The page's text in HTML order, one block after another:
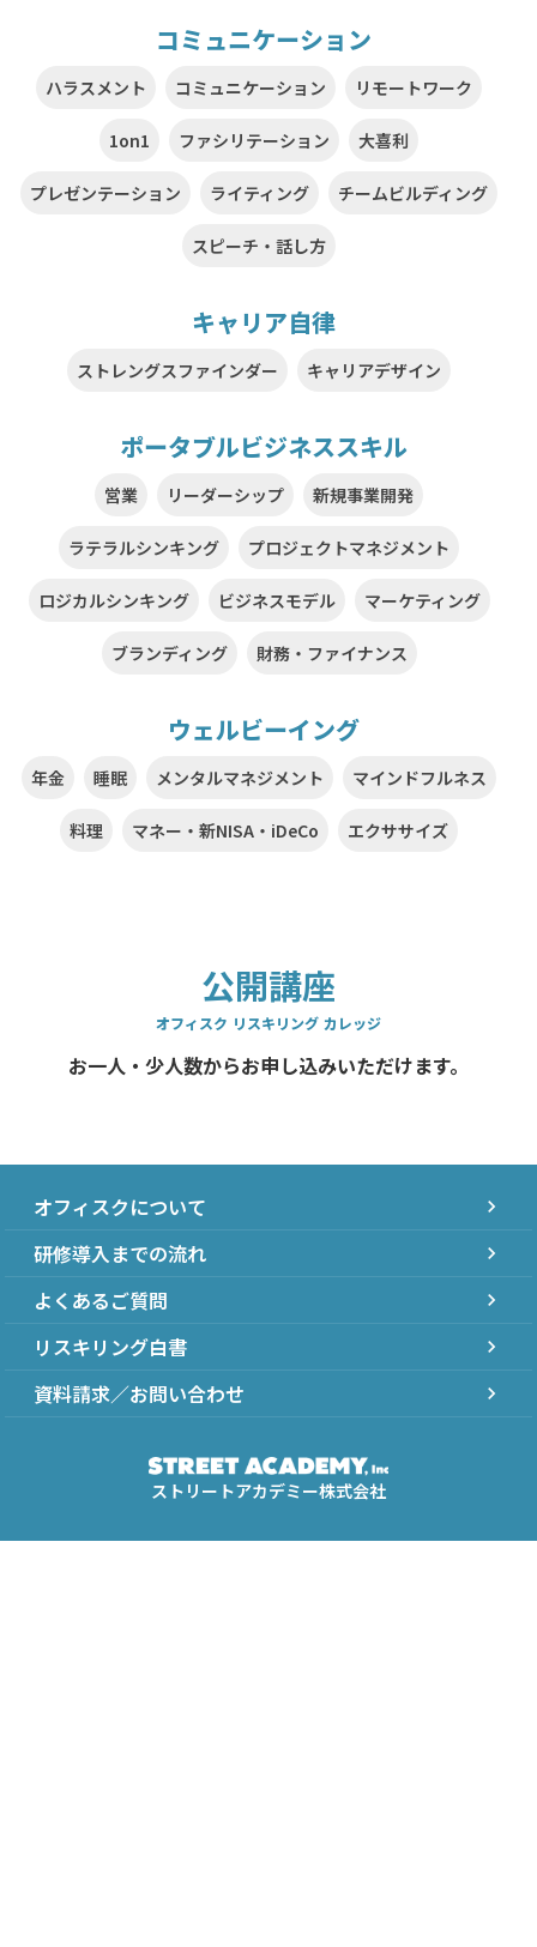
コミュニケーション
ハラスメント コミュニケーション リモートワーク
1on1 ファシリテーション 大喜利
プレゼンテーション ライティング チームビルディング
スピーチ・話し方
キャリア自律
ストレングスファインダー キャリアデザイン
ポータブルビジネススキル
営業 リーダーシップ 新規事業開発
ラテラルシンキング プロジェクトマネジメント
ロジカルシンキング ビジネスモデル マーケティング
ブランディング 財務・ファイナンス
ウェルビーイング
年金 睡眠 メンタルマネジメント マインドフルネス
料理 マネー・新NISA・iDeCo エクササイズ
公開講座
オフィスク リスキリング カレッジ
お一人・少人数からお申し込みいただけます。
オフィスクについて chevron_right
研修導入までの流れ chevron_right
よくあるご質問 chevron_right
リスキリング白書 chevron_right
資料請求／お問い合わせ chevron_right
ストリートアカデミー株式会社